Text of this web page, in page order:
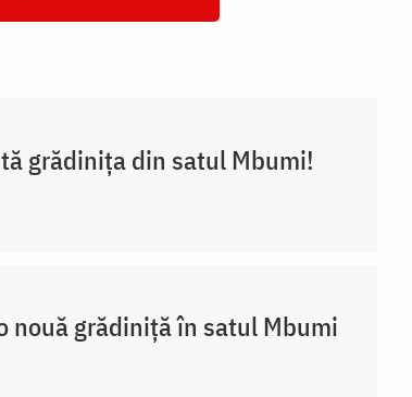
grădinița din satul Mbumi!
nouă grădiniță în satul Mbumi